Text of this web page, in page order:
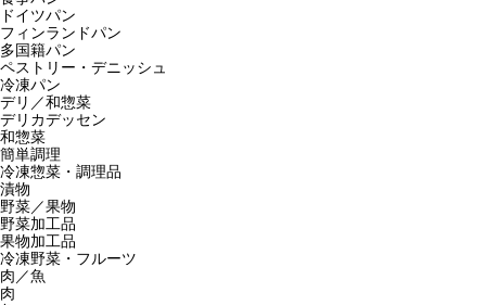
ドイツパン
フィンランドパン
多国籍パン
ペストリー・デニッシュ
冷凍パン
デリ／和惣菜
デリカデッセン
和惣菜
簡単調理
冷凍惣菜・調理品
漬物
野菜／果物
野菜加工品
果物加工品
冷凍野菜・フルーツ
肉／魚
肉